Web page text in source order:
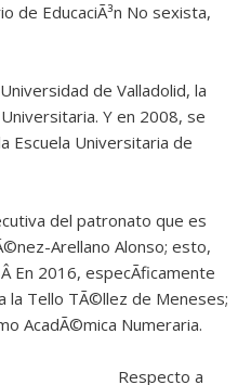
de EducaciÃ³n No sexista,
de Valladolid, la
Y en 2008, se
Escuela Universitaria de
del patronato que es
Arellano Alonso; esto,
En 2016, especÃ­ficamente
la Tello TÃ©llez de Meneses;
AcadÃ©mica Numeraria.
Respecto a